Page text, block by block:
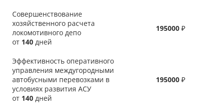
Совершенствование
хозяйственного расчета
локомотивного депо
от 140 дней
195000 ₽
Эффективность оперативного
управления междугородными
автобусными перевозками в
условиях развития АСУ
от 140 дней
195000 ₽